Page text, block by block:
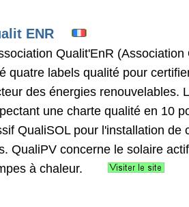
ENR
Qualit'EnR
quatre labels qualité pour
des énergies renouvelables.
une charte qualité en 10
QualiSOL pour l'installation
QualiPV concerne le solaire
à chaleur.